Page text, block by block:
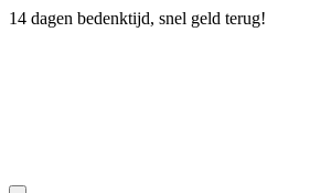
14 dagen bedenktijd, snel geld terug!